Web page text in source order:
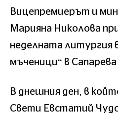
Вицепремиерът и
Марияна Николова
неделната литургия
мъченици“ в Сапарева
В днешния ден, в
Свети Евстатий